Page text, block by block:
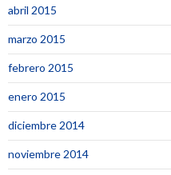
abril 2015
marzo 2015
febrero 2015
enero 2015
diciembre 2014
noviembre 2014